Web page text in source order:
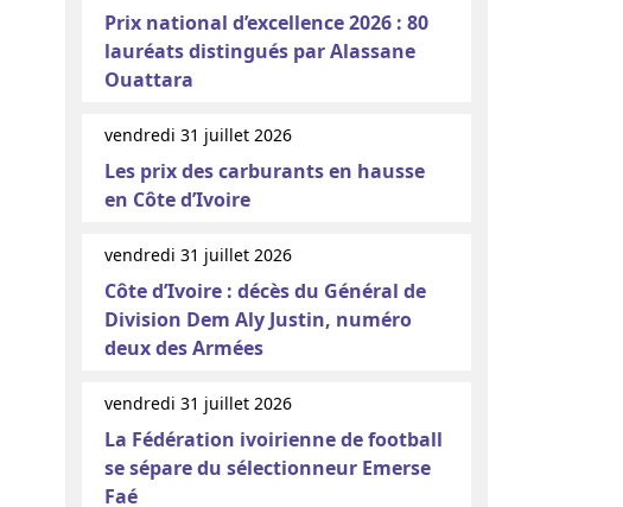
Prix national d’excellence 2026 : 80
lauréats distingués par Alassane
Ouattara
vendredi 31 juillet 2026
Les prix des carburants en hausse
en Côte d’Ivoire
vendredi 31 juillet 2026
Côte d’Ivoire : décès du Général de
Division Dem Aly Justin, numéro
deux des Armées
vendredi 31 juillet 2026
La Fédération ivoirienne de football
se sépare du sélectionneur Emerse
Faé